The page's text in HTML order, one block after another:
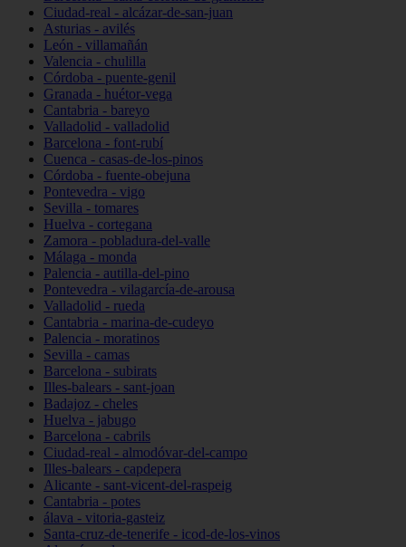
Ciudad-real - alcázar-de-san-juan
Asturias - avilés
León - villamañán
Valencia - chulilla
Córdoba - puente-genil
Granada - huétor-vega
Cantabria - bareyo
Valladolid - valladolid
Barcelona - font-rubí
Cuenca - casas-de-los-pinos
Córdoba - fuente-obejuna
Pontevedra - vigo
Sevilla - tomares
Huelva - cortegana
Zamora - pobladura-del-valle
Málaga - monda
Palencia - autilla-del-pino
Pontevedra - vilagarcía-de-arousa
Valladolid - rueda
Cantabria - marina-de-cudeyo
Palencia - moratinos
Sevilla - camas
Barcelona - subirats
Illes-balears - sant-joan
Badajoz - cheles
Huelva - jabugo
Barcelona - cabrils
Ciudad-real - almodóvar-del-campo
Illes-balears - capdepera
Alicante - sant-vicent-del-raspeig
Cantabria - potes
álava - vitoria-gasteiz
Santa-cruz-de-tenerife - icod-de-los-vinos